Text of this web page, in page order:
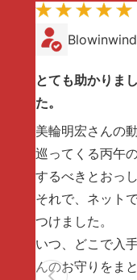
Blowinwind
とても助かりま
た。
美輪明宏さんの
巡ってくる丙午
するべきとおっ
それで、ネット
つけました。
いつ、どこで入
んのお守りをま